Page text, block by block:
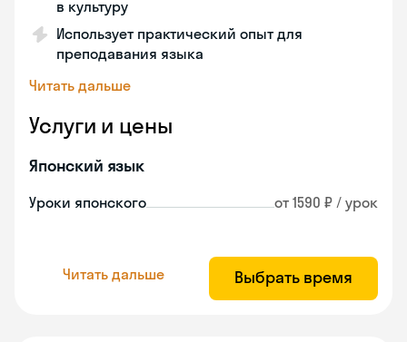
в культуру
Использует практический опыт для
преподавания языка
Читать дальше
Услуги и цены
Японский язык
Уроки японского от 1590 ₽ / урок
Читать дальше Выбрать время